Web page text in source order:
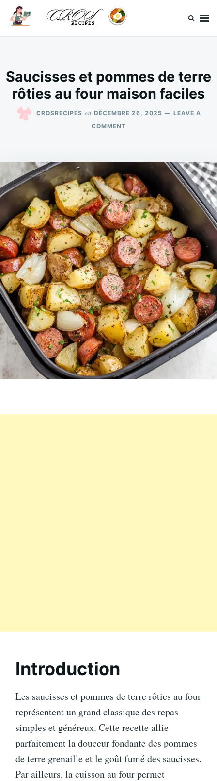
SkipSearch
for:
Saucisses et pommes de terre
rôties au four maison faciles
CROSRECIPES on DÉCEMBRE 26, 2025
LEAVE A
COMMENTON
DE
TERRE
RÔTIES
AU
FOUR
MAISON
FACILES
Introduction
Les saucisses et pommes de terre rôties au four
représentent un grand classique des repas
simples et généreux. Cette recette allie
parfaitement la douceur fondante des pommes
de terre grenaille et le goût fumé des saucisses.
Par ailleurs, la cuisson au four permet